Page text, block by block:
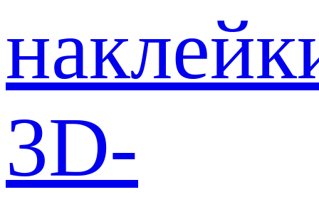
3D-